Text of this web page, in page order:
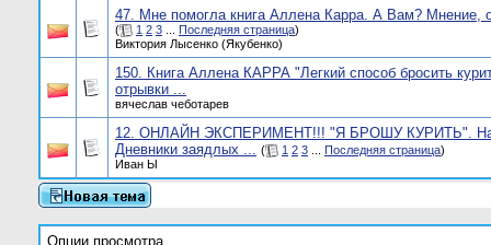
47. Мне помогла книга Аллена Карра. А Вам? Мнение,
( 1 2 3 Последняя страница)
Виктория Лысенко (Якубенко)
150. Книга Аллена КАРРА "Легкий способ бросить
отрывки ...
вячеслав чеботарев
12. ОНЛАЙН ЭКСПЕРИМЕНТ!!! "Я БРОШУ КУРИТЬ".
Дневники заядлых ... ( 1 2 3 Последняя страница)
Иван Ы
Опции просмотра